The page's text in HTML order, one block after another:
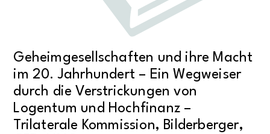
Geheimgesellschaften und ihre Macht
im 20. Jahrhundert – Ein Wegweiser
durch die Verstrickungen von
Logentum und Hochfinanz –
Trilaterale Kommission, Bilderberger,